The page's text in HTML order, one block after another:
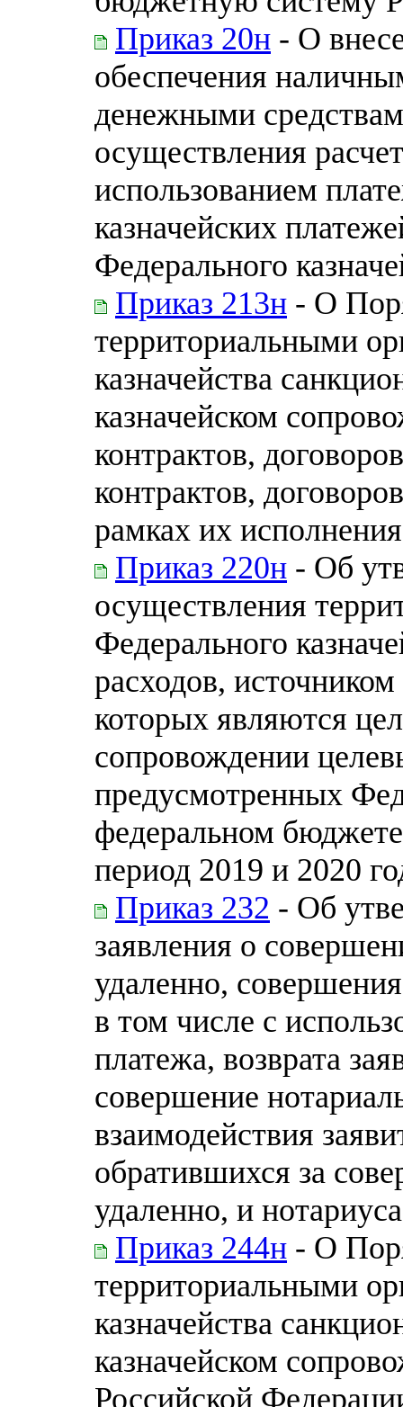
Приказ 20н - О
обеспечения
денежными
осуществления
использованием
казначейских
Федерального
Приказ 213н - О
территориальными
казначейства
казначейском
контрактов,
контрактов,
рамках их исполнения
Приказ 220н - Об
осуществления
Федерального
расходов,
которых являются
сопровождении
предусмотренных
федеральном
период 2019 и 2020
Приказ 232 - Об
заявления о
удаленно,
в том числе с
платежа, возврата
совершение
взаимодействия
обратившихся за
удаленно, и нотариуса
Приказ 244н - О
территориальными
казначейства
казначейском
Российской